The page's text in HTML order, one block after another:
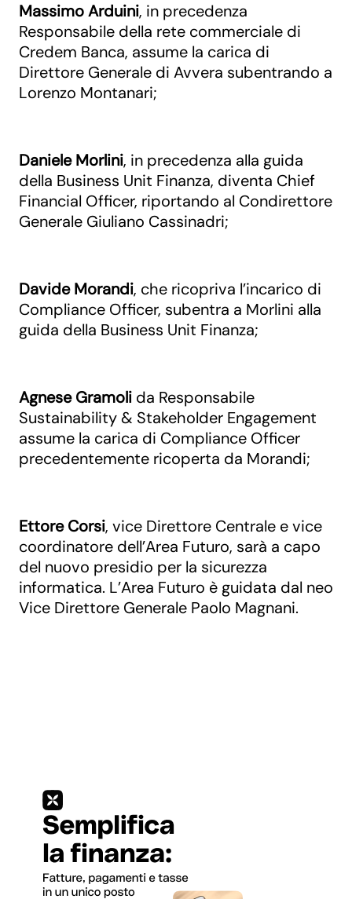
Massimo Arduini, in precedenza
Responsabile della rete commerciale di
Credem Banca, assume la carica di
Direttore Generale di Avvera subentrando a
Lorenzo Montanari;
Daniele Morlini, in precedenza alla guida
della Business Unit Finanza, diventa Chief
Financial Officer, riportando al Condirettore
Generale Giuliano Cassinadri;
Davide Morandi, che ricopriva l’incarico di
Compliance Officer, subentra a Morlini alla
guida della Business Unit Finanza;
Agnese Gramoli da Responsabile
Sustainability & Stakeholder Engagement
assume la carica di Compliance Officer
precedentemente ricoperta da Morandi;
Ettore Corsi, vice Direttore Centrale e vice
coordinatore dell’Area Futuro, sarà a capo
del nuovo presidio per la sicurezza
informatica. L’Area Futuro è guidata dal neo
Vice Direttore Generale Paolo Magnani.